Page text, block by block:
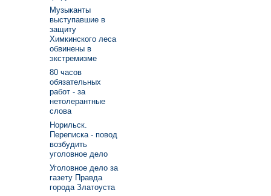
Музыканты
выступавшие в
защиту
Химкинского леса
обвинены в
экстремизме
80 часов
обязательных
работ - за
нетолерантные
слова
Норильск.
Переписка - повод
возбудить
уголовное дело
Уголовное дело за
газету Правда
города Златоуста